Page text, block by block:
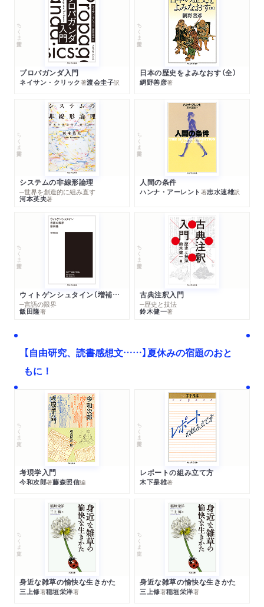
ちくま学芸文庫
プロパガンダ入門
ネイサン・クリック著渡会圭子訳
ちくま学芸文庫
日本の歴史をよみなおす（全）
網野善彦著
ちくま学芸文庫
システムの非線形論理
─世界を創造的に組み直す
河本英夫著
ちくま学芸文庫
人間の条件
ハンナ・アーレント 著志水速雄訳
ちくま学芸文庫
ウィトゲンシュタイン〔増補新版〕
─言語の限界
飯田隆著
ちくま学芸文庫
古典注釈入門
─歴史と技法
鈴木健一著
【自由研究、読書感想文……】夏休みの宿題のおと
もに！
ちくま文庫
考現学入門
今和次郎著藤森照信編
ちくま学芸文庫
レポートの組み立て方
木下是雄著
ちくま文庫
身近な雑草の愉快な生きかた
三上修著稲垣栄洋著
ちくま文庫
身近な雑草の愉快な生きかた
三上修著稲垣栄洋著